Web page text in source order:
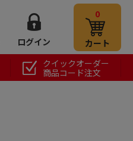
ログイン
0
カート
クイックオーダー
商品コード注文